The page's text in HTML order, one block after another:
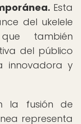
Esta
del ukelele
también
del público
innovadora y
la fusión de
representa